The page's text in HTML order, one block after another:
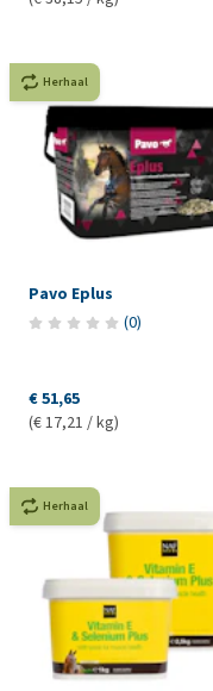
Herhaal
Pavo Eplus
(0)
€ 51,65
(€ 17,21 / kg)
Herhaal